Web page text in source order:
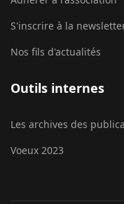
S'inscrire à la
Nos fils d'actualités
Outils internes
Les archives des
Voeux 2023